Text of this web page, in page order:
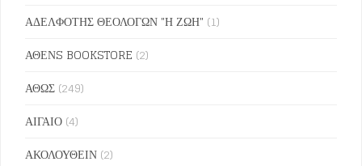
ΑΔΕΛΦΟΤΗΣ ΘΕΟΛΟΓΩΝ "Η ΖΩΗ" (1)
ΑΘΕΝS BOOKSTORE (2)
ΑΘΩΣ (249)
ΑΙΓΑΙΟ (4)
ΑΚΟΛΟΥΘΕΙΝ (2)